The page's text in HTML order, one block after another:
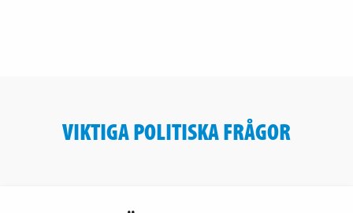
VIKTIGA POLITISKA FRÅGOR